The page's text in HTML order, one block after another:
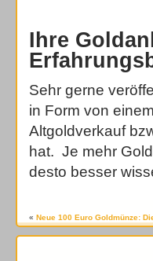
Ihre
Sehr gerne
in Form von
Altgoldverkauf
hat. Je mehr
desto besser
« Neue 100 Euro Goldmünze: